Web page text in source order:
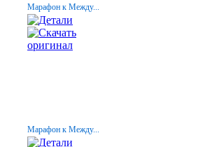
Марафон к Между...
Марафон к Между...